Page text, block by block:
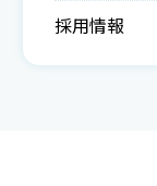
採用情報